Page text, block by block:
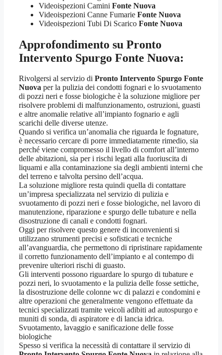
Videoispezioni Camini Fonte Nuova
Videoispezioni Canne Fumarie Fonte Nuova
Videoispezioni Tubi Di Scarico Fonte Nuova
Approfondimento su Pronto
Intervento Spurgo Fonte Nuova:
Rivolgersi al servizio di Pronto Intervento Spurgo Fonte
Nuova per la pulizia dei condotti fognari e lo svuotamento
di pozzi neri e fosse biologiche è la soluzione migliore per
risolvere problemi di malfunzionamento, ostruzioni, guasti
e altre anomalie relative all’impianto fognario e agli
scarichi delle diverse utenze.
Quando si verifica un’anomalia che riguarda le fognature,
è necessario cercare di porre immediatamente rimedio, sia
perché viene compromesso il livello di comfort all’interno
delle abitazioni, sia per i rischi legati alla fuoriuscita di
liquami e alla contaminazione sia degli ambienti interni che
del terreno e talvolta persino dell’acqua.
La soluzione migliore resta quindi quella di contattare
un’impresa specializzata nel servizio di pulizia e
svuotamento di pozzi neri e fosse biologiche, nel lavoro di
manutenzione, riparazione e spurgo delle tubature e nella
disostruzione di canali e condotti fognari.
Oggi per risolvere questo genere di inconvenienti si
utilizzano strumenti precisi e sofisticati e tecniche
all’avanguardia, che permettono di ripristinare rapidamente
il corretto funzionamento dell’impianto e al contempo di
prevenire ulteriori rischi di guasto.
Gli interventi possono riguardare lo spurgo di tubature e
pozzi neri, lo svuotamento e la pulizia delle fosse settiche,
la disostruzione delle colonne wc di palazzi e condomini e
altre operazioni che generalmente vengono effettuate da
tecnici specializzati tramite veicoli adibiti ad autospurgo e
muniti di sonda, di aspiratore e di lancia idrica.
Svuotamento, lavaggio e sanificazione delle fosse
biologiche
Spesso si verifica la necessità di contattare il servizio di